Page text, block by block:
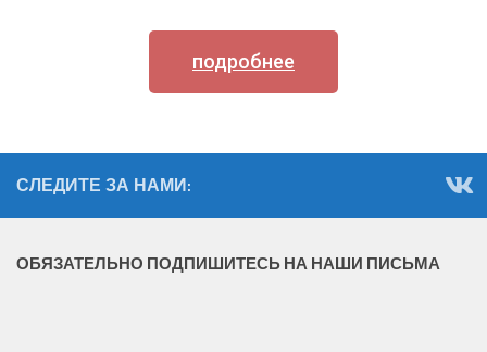
подробнее
СЛЕДИТЕ ЗА НАМИ:
ОБЯЗАТЕЛЬНО ПОДПИШИТЕСЬ НА НАШИ ПИСЬМА